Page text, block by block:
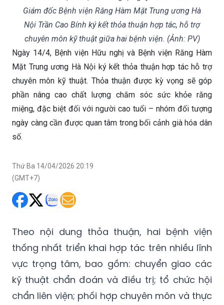
Giám đốc Bệnh viện Răng Hàm Mặt Trung ương Hà
Nội Trần Cao Bính ký kết thỏa thuận hợp tác, hỗ trợ
chuyên môn kỹ thuật giữa hai bệnh viện. (Ảnh: PV)
Ngày 14/4, Bệnh viện Hữu nghị và Bệnh viện Răng Hàm
Mặt Trung ương Hà Nội ký kết thỏa thuận hợp tác hỗ trợ
chuyên môn kỹ thuật. Thỏa thuận được kỳ vọng sẽ góp
phần nâng cao chất lượng chăm sóc sức khỏe răng
miệng, đặc biệt đối với người cao tuổi – nhóm đối tượng
ngày càng cần được quan tâm trong bối cảnh già hóa dân
số.
Thứ Ba 14/04/2026 20:19
(GMT+7)
Theo nội dung thỏa thuận, hai bệnh viện
thống nhất triển khai hợp tác trên nhiều lĩnh
vực trọng tâm, bao gồm: chuyển giao các
kỹ thuật chẩn đoán và điều trị; tổ chức hội
chẩn liên viện; phối hợp chuyên môn và thực